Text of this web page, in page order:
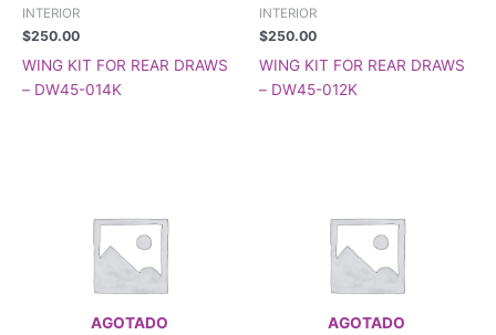
INTERIOR
$250.00
WING KIT FOR REAR DRAWS
– DW45-014K
INTERIOR
$250.00
WING KIT FOR REAR DRAWS
– DW45-012K
AGOTADO AGOTADO